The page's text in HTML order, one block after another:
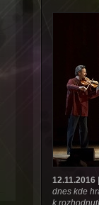
12.11.2016|
dnes kde
k